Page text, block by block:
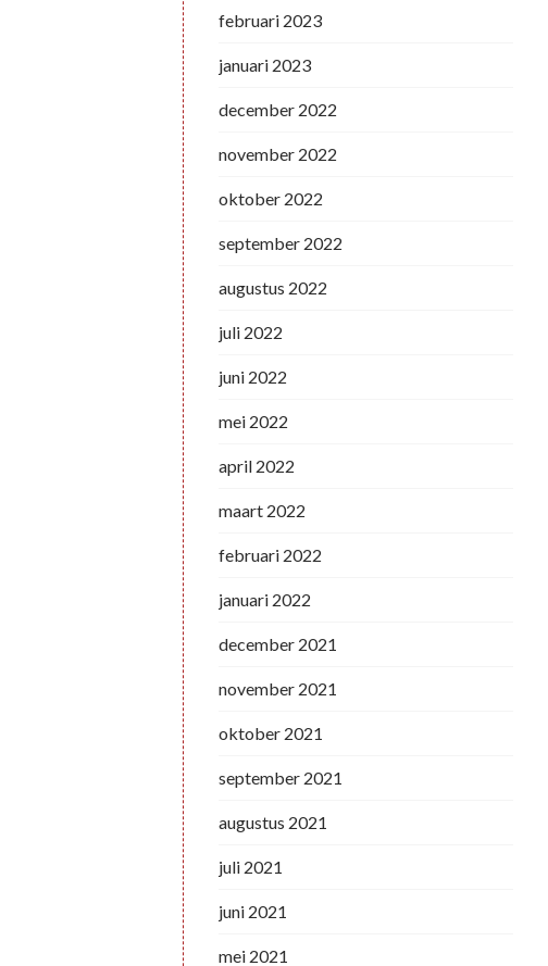
februari 2023
januari 2023
december 2022
november 2022
oktober 2022
september 2022
augustus 2022
juli 2022
juni 2022
mei 2022
april 2022
maart 2022
februari 2022
januari 2022
december 2021
november 2021
oktober 2021
september 2021
augustus 2021
juli 2021
juni 2021
mei 2021